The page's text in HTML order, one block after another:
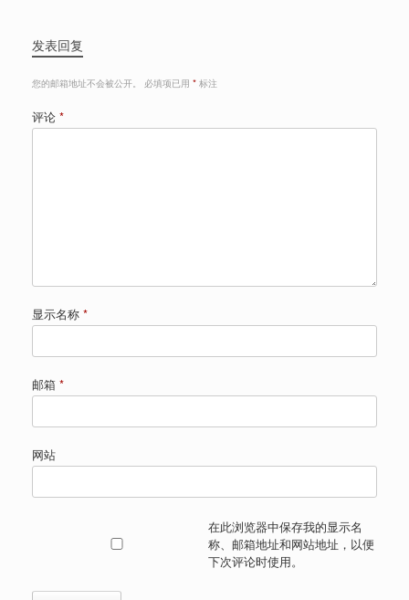
发表回复
您的邮箱地址不会被公开。 必填项已用 * 标注
评论 *
显示名称 *
邮箱 *
网站
在此浏览器中保存我的显示名
称、邮箱地址和网站地址，以便
下次评论时使用。